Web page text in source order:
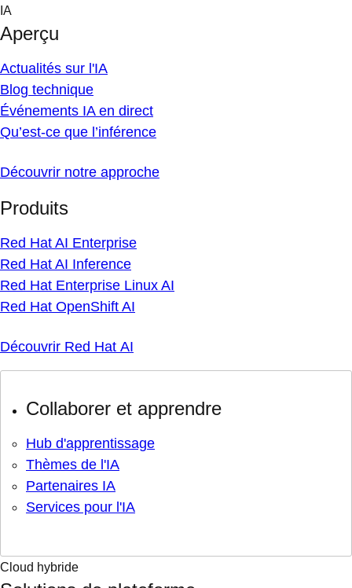
Skip
content
IA
Aperçu
Actualités sur l'IA
Blog technique
Événements IA en direct
Qu’est-ce que l’inférence
Découvrir notre approche
Produits
Red Hat AI Enterprise
Red Hat AI Inference
Red Hat Enterprise Linux AI
Red Hat OpenShift AI
Découvrir Red Hat AI
Collaborer et apprendre
Hub d'apprentissage
Thèmes de l'IA
Partenaires IA
Services pour l'IA
Cloud hybride